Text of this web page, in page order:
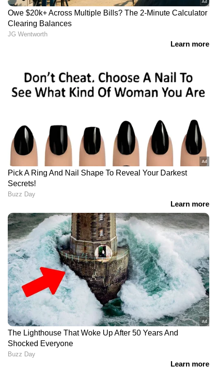
നടനെന്ന നിലയിൽ എന്റെ ലക്ഷ്യം. അതിലാണ്
എന്റെ വിജയം" ഹൗ സിയാങ് പറയുന്നു.
ശാരീരിക വെല്ലുവിളികളോട് പൊരുതി
അഭിനന്ദിക്കുകയാണ് ചൈനയിലെയും
ലോകമെമ്പാടുമുള്ള ദശലക്ഷക്കണക്കിന്
ഇദ്ദേഹത്തെ വിശേഷിപ്പിക്കുന്നത്.
കൽപ്പേനി നീണ്ടകരയിൽ | Kollam |
Indian Navy